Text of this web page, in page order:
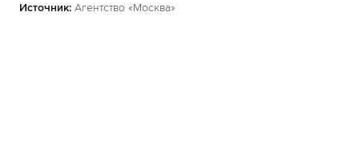
Источник: Агентство «Москва»